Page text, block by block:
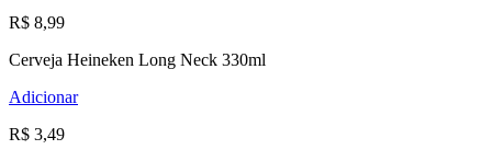
R$ 8,99
Cerveja Heineken Long Neck 330ml
Adicionar
R$ 3,49